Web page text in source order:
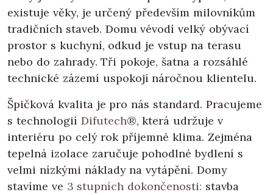
existuje věky, je určený především milovníkům
tradičních staveb. Domu vévodí velký obývací
prostor s kuchyní, odkud je vstup na terasu
nebo do zahrady. Tři pokoje, šatna a rozsáhlé
technické zázemí uspokojí náročnou klientelu.
Špičková kvalita je pro nás standard. Pracujeme
s technologií Difutech®, která udržuje v
interiéru po celý rok příjemné klima. Zejména
tepelná izolace zaručuje pohodlné bydlení s
velmi nízkými náklady na vytápění. Domy
stavíme ve 3 stupních dokončenosti: stavba